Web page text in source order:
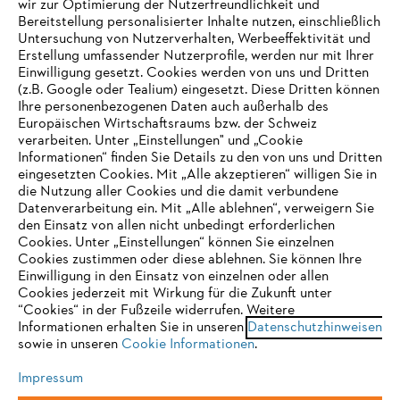
Häufig gestellte Fragen
Support
Datenschutz Impressum Cookies
Rechtliche Informationen
STIHL VERTRIEBS AG, 8617 Mönchaltorf
IHR BROWSER WIRD NICHT
UNTERSTÜTZT
Sie nutzen einen Browser, den wir noch nicht unterstützen. Für
eine optimale Nutzung unserer Seite empfehlen wir Ihnen, zu
einem der folgenden Browser zu wechseln:
wir zur Optimierung der Nutzerfreundlichkeit und
Bereitstellung personalisierter Inhalte nutzen, einschließlich
Untersuchung von Nutzerverhalten, Werbeeffektivität und
Erstellung umfassender Nutzerprofile, werden nur mit Ihrer
Einwilligung gesetzt. Cookies werden von uns und Dritten
(z.B. Google oder Tealium) eingesetzt. Diese Dritten können
Ihre personenbezogenen Daten auch außerhalb des
Europäischen Wirtschaftsraums bzw. der Schweiz
verarbeiten. Unter „Einstellungen" und „Cookie
Informationen“ finden Sie Details zu den von uns und Dritten
eingesetzten Cookies. Mit „Alle akzeptieren“ willigen Sie in
die Nutzung aller Cookies und die damit verbundene
Datenverarbeitung ein. Mit „Alle ablehnen“, verweigern Sie
den Einsatz von allen nicht unbedingt erforderlichen
Cookies. Unter „Einstellungen“ können Sie einzelnen
Cookies zustimmen oder diese ablehnen. Sie können Ihre
Einwilligung in den Einsatz von einzelnen oder allen
Cookies jederzeit mit Wirkung für die Zukunft unter
“Cookies“ in der Fußzeile widerrufen. Weitere
Informationen erhalten Sie in unseren Datenschutzhinweisen
sowie in unseren Cookie Informationen.
Impressum